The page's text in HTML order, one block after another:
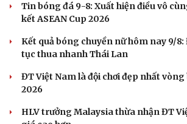
Tin bóng đá 9-8: Xuất hiện điều vô
kết ASEAN Cup 2026
Kết quả bóng chuyền nữ hôm nay 9/
tục thua nhanh Thái Lan
ĐT Việt Nam là đội chơi đẹp nhất vòng
2026
HLV trưởng Malaysia thừa nhận ĐT